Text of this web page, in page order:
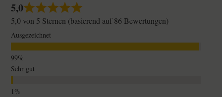
5,0
5,0 von 5 Sternen (basierend auf 86 Bewertungen)
Ausgezeichnet
Sehr gut